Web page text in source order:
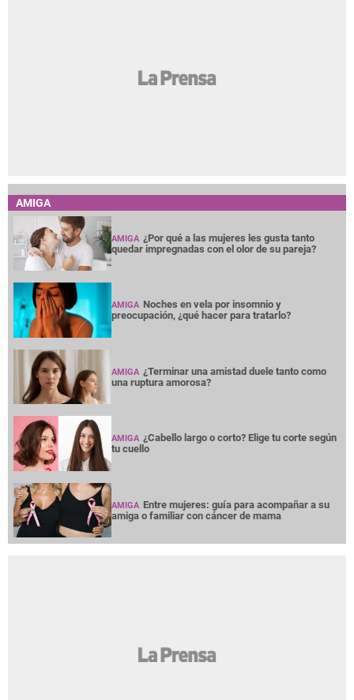
AMIGA
AMIGA ¿Por qué a las mujeres les gusta tanto
quedar impregnadas con el olor de su pareja?
AMIGA Noches en vela por insomnio y
preocupación, ¿qué hacer para tratarlo?
AMIGA ¿Terminar una amistad duele tanto como
una ruptura amorosa?
AMIGA ¿Cabello largo o corto? Elige tu corte según
tu cuello
AMIGA Entre mujeres: guía para acompañar a su
amiga o familiar con cáncer de mama